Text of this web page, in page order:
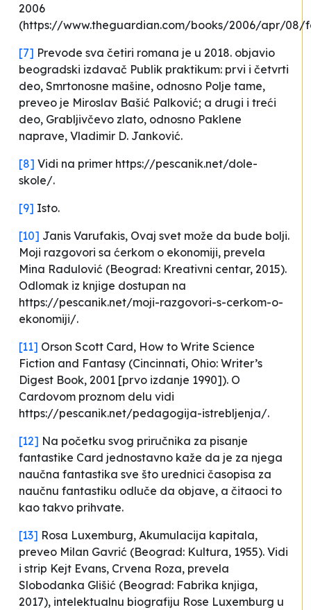
2006
(https://www.theguardian.com/books/2006/apr/08/
[7] Prevode sva četiri romana je u 2018. objavio
beogradski izdavač Publik praktikum: prvi i četvrti
deo, Smrtonosne mašine, odnosno Polje tame,
preveo je Miroslav Bašić Palković; a drugi i treći
deo, Grabljivčevo zlato, odnosno Paklene
naprave, Vladimir D. Janković.
[8] Vidi na primer https://pescanik.net/dole-
skole/.
[9] Isto.
[10] Janis Varufakis, Ovaj svet može da bude bolji.
Moji razgovori sa ćerkom o ekonomiji, prevela
Mina Radulović (Beograd: Kreativni centar, 2015).
Odlomak iz knjige dostupan na
https://pescanik.net/moji-razgovori-s-cerkom-o-
ekonomiji/.
[11] Orson Scott Card, How to Write Science
Fiction and Fantasy (Cincinnati, Ohio: Writer’s
Digest Book, 2001 [prvo izdanje 1990]). O
Cardovom proznom delu vidi
https://pescanik.net/pedagogija-istrebljenja/.
[12] Na početku svog priručnika za pisanje
fantastike Card jednostavno kaže da je za njega
naučna fantastika sve što urednici časopisa za
naučnu fantastiku odluče da objave, a čitaoci to
kao takvo prihvate.
[13] Rosa Luxemburg, Akumulacija kapitala,
preveo Milan Gavrić (Beograd: Kultura, 1955). Vidi
i strip Kejt Evans, Crvena Roza, prevela
Slobodanka Glišić (Beograd: Fabrika knjiga,
2017), intelektualnu biografiju Rose Luxemburg u